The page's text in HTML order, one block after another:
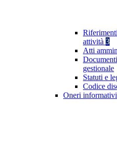
attività 3
Atti
gestionale
Statuti e
Codice
Oneri